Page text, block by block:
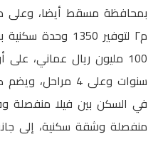
م٢ لتوفير 1350
سنوات وعلى 4
في السكن بين فيلا منفصلة
منفصلة وشقة سكنية، إلى